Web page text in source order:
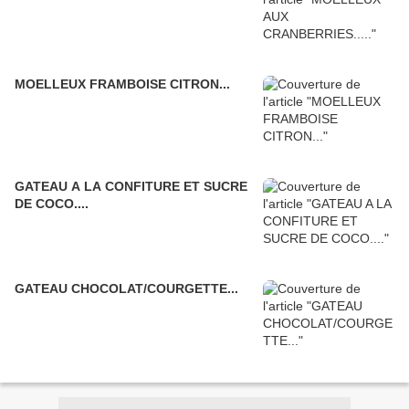
MOELLEUX FRAMBOISE CITRON...
GATEAU A LA CONFITURE ET SUCRE
DE COCO....
GATEAU CHOCOLAT/COURGETTE...